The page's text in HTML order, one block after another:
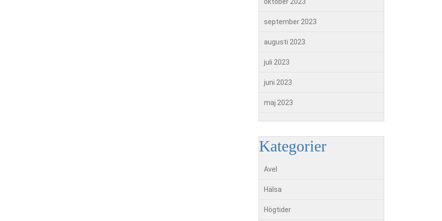
september 2023
augusti 2023
juli 2023
juni 2023
maj 2023
Kategorier
Avel
Hälsa
Högtider